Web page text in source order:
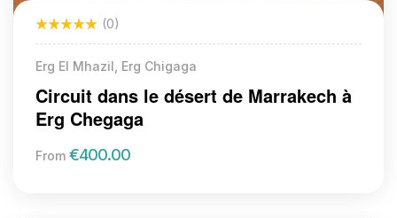
(0)
Erg El Mhazil, Erg Chigaga
Circuit dans le désert de Marrakech à
Erg Chegaga
From €400.00